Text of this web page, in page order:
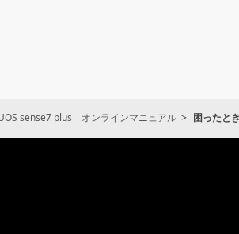
sense7 plus オンラインマニュアル 困ったと